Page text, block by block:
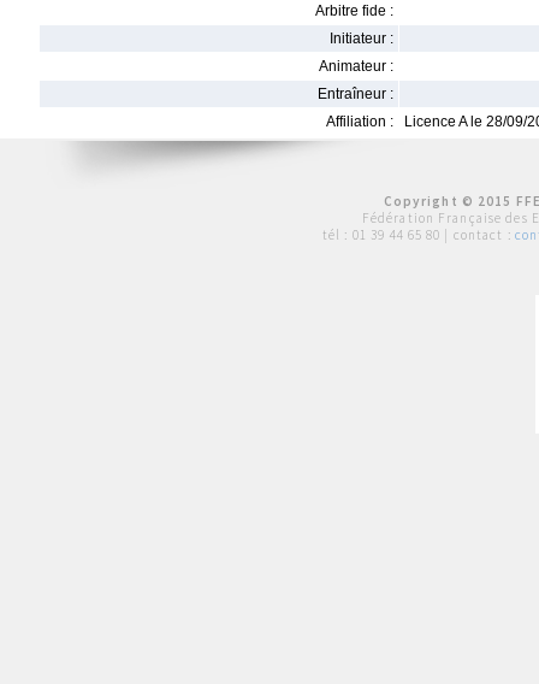
Arbitre fide :
Initiateur :
Animateur :
Entraîneur :
Affiliation :
Licence A le 28/09/
Copyright © 2015
Fédération Française des
tél : 01 39 44 65 80 | contact :